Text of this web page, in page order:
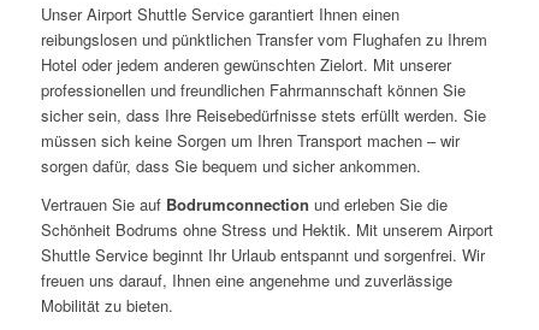
Unser Airport Shuttle Service garantiert Ihnen einen
reibungslosen und pünktlichen Transfer vom Flughafen zu Ihrem
Hotel oder jedem anderen gewünschten Zielort. Mit unserer
professionellen und freundlichen Fahrmannschaft können Sie
sicher sein, dass Ihre Reisebedürfnisse stets erfüllt werden. Sie
müssen sich keine Sorgen um Ihren Transport machen – wir
sorgen dafür, dass Sie bequem und sicher ankommen.
Vertrauen Sie auf Bodrumconnection und erleben Sie die
Schönheit Bodrums ohne Stress und Hektik. Mit unserem Airport
Shuttle Service beginnt Ihr Urlaub entspannt und sorgenfrei. Wir
freuen uns darauf, Ihnen eine angenehme und zuverlässige
Mobilität zu bieten.